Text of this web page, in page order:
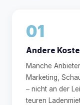
01
Andere
Manche
Marketing,
– nicht an der
teuren